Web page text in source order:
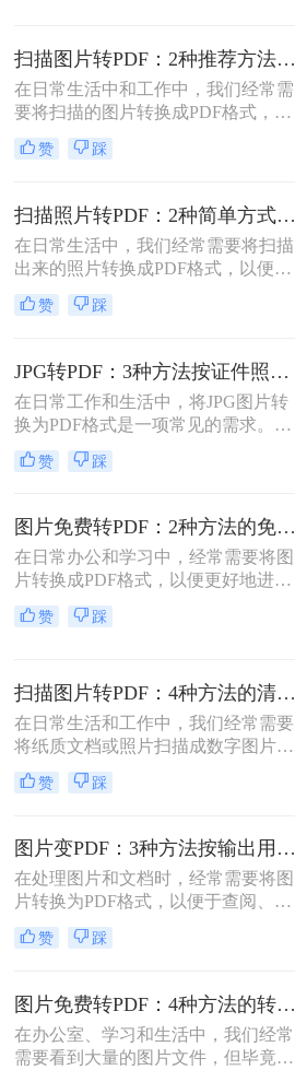
完成图片到PDF的转换。
扫描图片转PDF：2种推荐方法的清晰度调优和文件压缩！
在日常生活中和工作中，我们经常需
要将扫描的图片转换成PDF格式，以
便于文档的管理、共享和打印。那么
扫描图片怎么转换成pdf呢？本文将介
方法。
赞 踩
扫描照片转PDF：2种简单方式在身份证和合同上的操作差异！
在日常生活中，我们经常需要将扫描
出来的照片转换成PDF格式，以便于
分享、存储和管理。那么扫描出来的
照片怎么转成pdf呢？本文将介绍两种
赞 踩
JPG转PDF：3种方法按证件照、截图和风景照分别推荐！
在日常工作和生活中，将JPG图片转
换为PDF格式是一项常见的需求。
PDF格式具有跨平台兼容性、易于阅
读和保护隐私等优点，因此广泛应用
转换pdf呢？本文将介绍三种将JPG图
片转换为PDF的方法。
赞 踩
图片免费转PDF：2种方法的免费额度、水印和画质对比！
在日常办公和学习中，经常需要将图
片转换成PDF格式，以便更好地进行
分享、打印或存档。那么如何把图片
转换成pdf格式免费呢？本文将介绍两
赞 踩
扫描图片转PDF：4种方法的清晰度和文件体积对比!
在日常生活和工作中，我们经常需要
将纸质文档或照片扫描成数字图片，
并进一步将这些图片转换成PDF格
式，以便于分享、存储和查阅。那么
介绍四种将扫描图片转换成PDF的方
法。
赞 踩
图片变PDF：3种方法按输出用途（打印/存档/分享）选！
在处理图片和文档时，经常需要将图
片转换为PDF格式，以便于查阅、分
享或存档。那么如何把图片变成pdf
呢？本文将介绍三种常用的图片转
赞 踩
图片免费转PDF：4种方法的转换速度和画质损失对比！
在办公室、学习和生活中，我们经常
需要看到大量的图片文件，但毕竟，